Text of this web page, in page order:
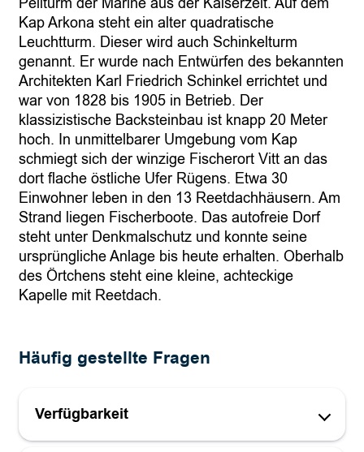
Kap Arkona steht ein alter quadratische
Leuchtturm. Dieser wird auch Schinkelturm
genannt. Er wurde nach Entwürfen des bekannten
Architekten Karl Friedrich Schinkel errichtet und
war von 1828 bis 1905 in Betrieb. Der
klassizistische Backsteinbau ist knapp 20 Meter
hoch. In unmittelbarer Umgebung vom Kap
schmiegt sich der winzige Fischerort Vitt an das
dort flache östliche Ufer Rügens. Etwa 30
Einwohner leben in den 13 Reetdachhäusern. Am
Strand liegen Fischerboote. Das autofreie Dorf
steht unter Denkmalschutz und konnte seine
ursprüngliche Anlage bis heute erhalten. Oberhalb
des Örtchens steht eine kleine, achteckige
Kapelle mit Reetdach.
Häufig gestellte Fragen
Verfügbarkeit